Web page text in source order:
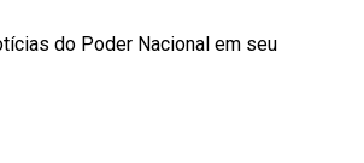
do Poder Nacional em seu